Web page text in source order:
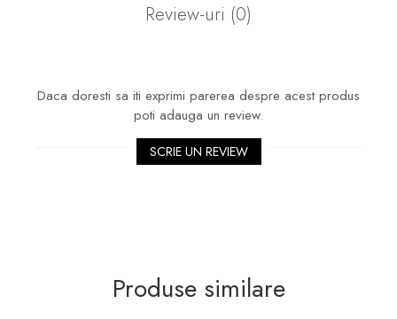
Review-uri (0)
Daca doresti sa iti exprimi parerea despre acest produs
poti adauga un review.
SCRIE UN REVIEW
Produse similare